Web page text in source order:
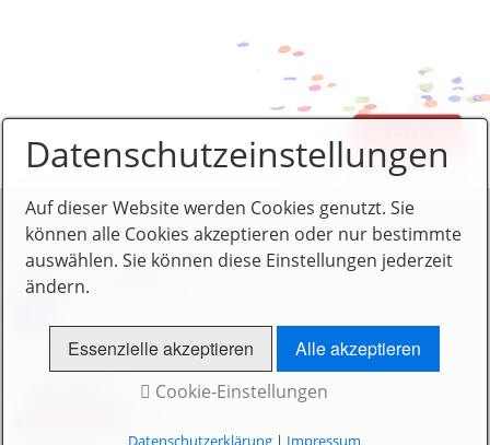
Mitgliederbereich Impressum
Kontakt
© 2014 www.leipheimer-haufen.de - realisiert vonNew Media Service
Mit uns vernetzen
Datenschutzeinstellungen
Auf dieser Website werden Cookies genutzt. Sie
können alle Cookies akzeptieren oder nur bestimmte
auswählen. Sie können diese Einstellungen jederzeit
ändern.
Essenzielle akzeptieren Alle akzeptieren
Cookie-Einstellungen
Datenschutzerklärung | Impressum